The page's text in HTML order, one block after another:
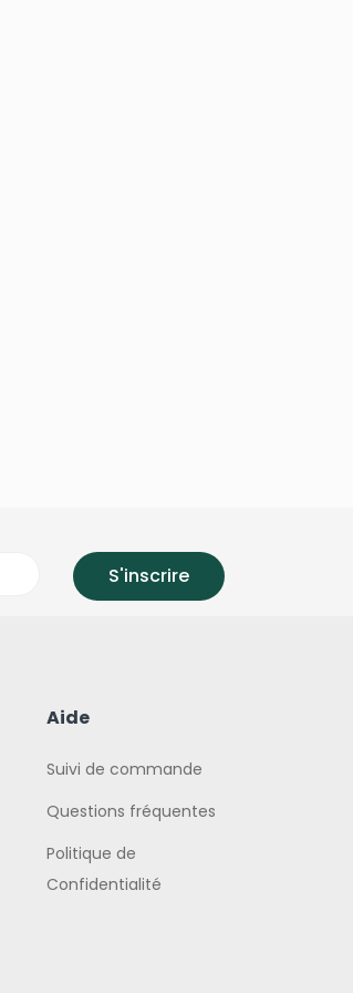
Aide
Suivi de commande
Questions fréquentes
Politique de
Confidentialité